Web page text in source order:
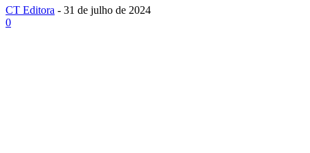
CT Editora - 31 de julho de 2024
0